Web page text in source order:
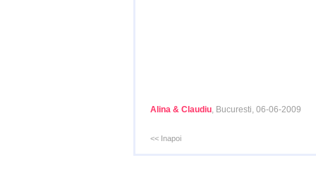
Alina & Claudiu, Bucuresti, 06-06-2009
<< Inapoi